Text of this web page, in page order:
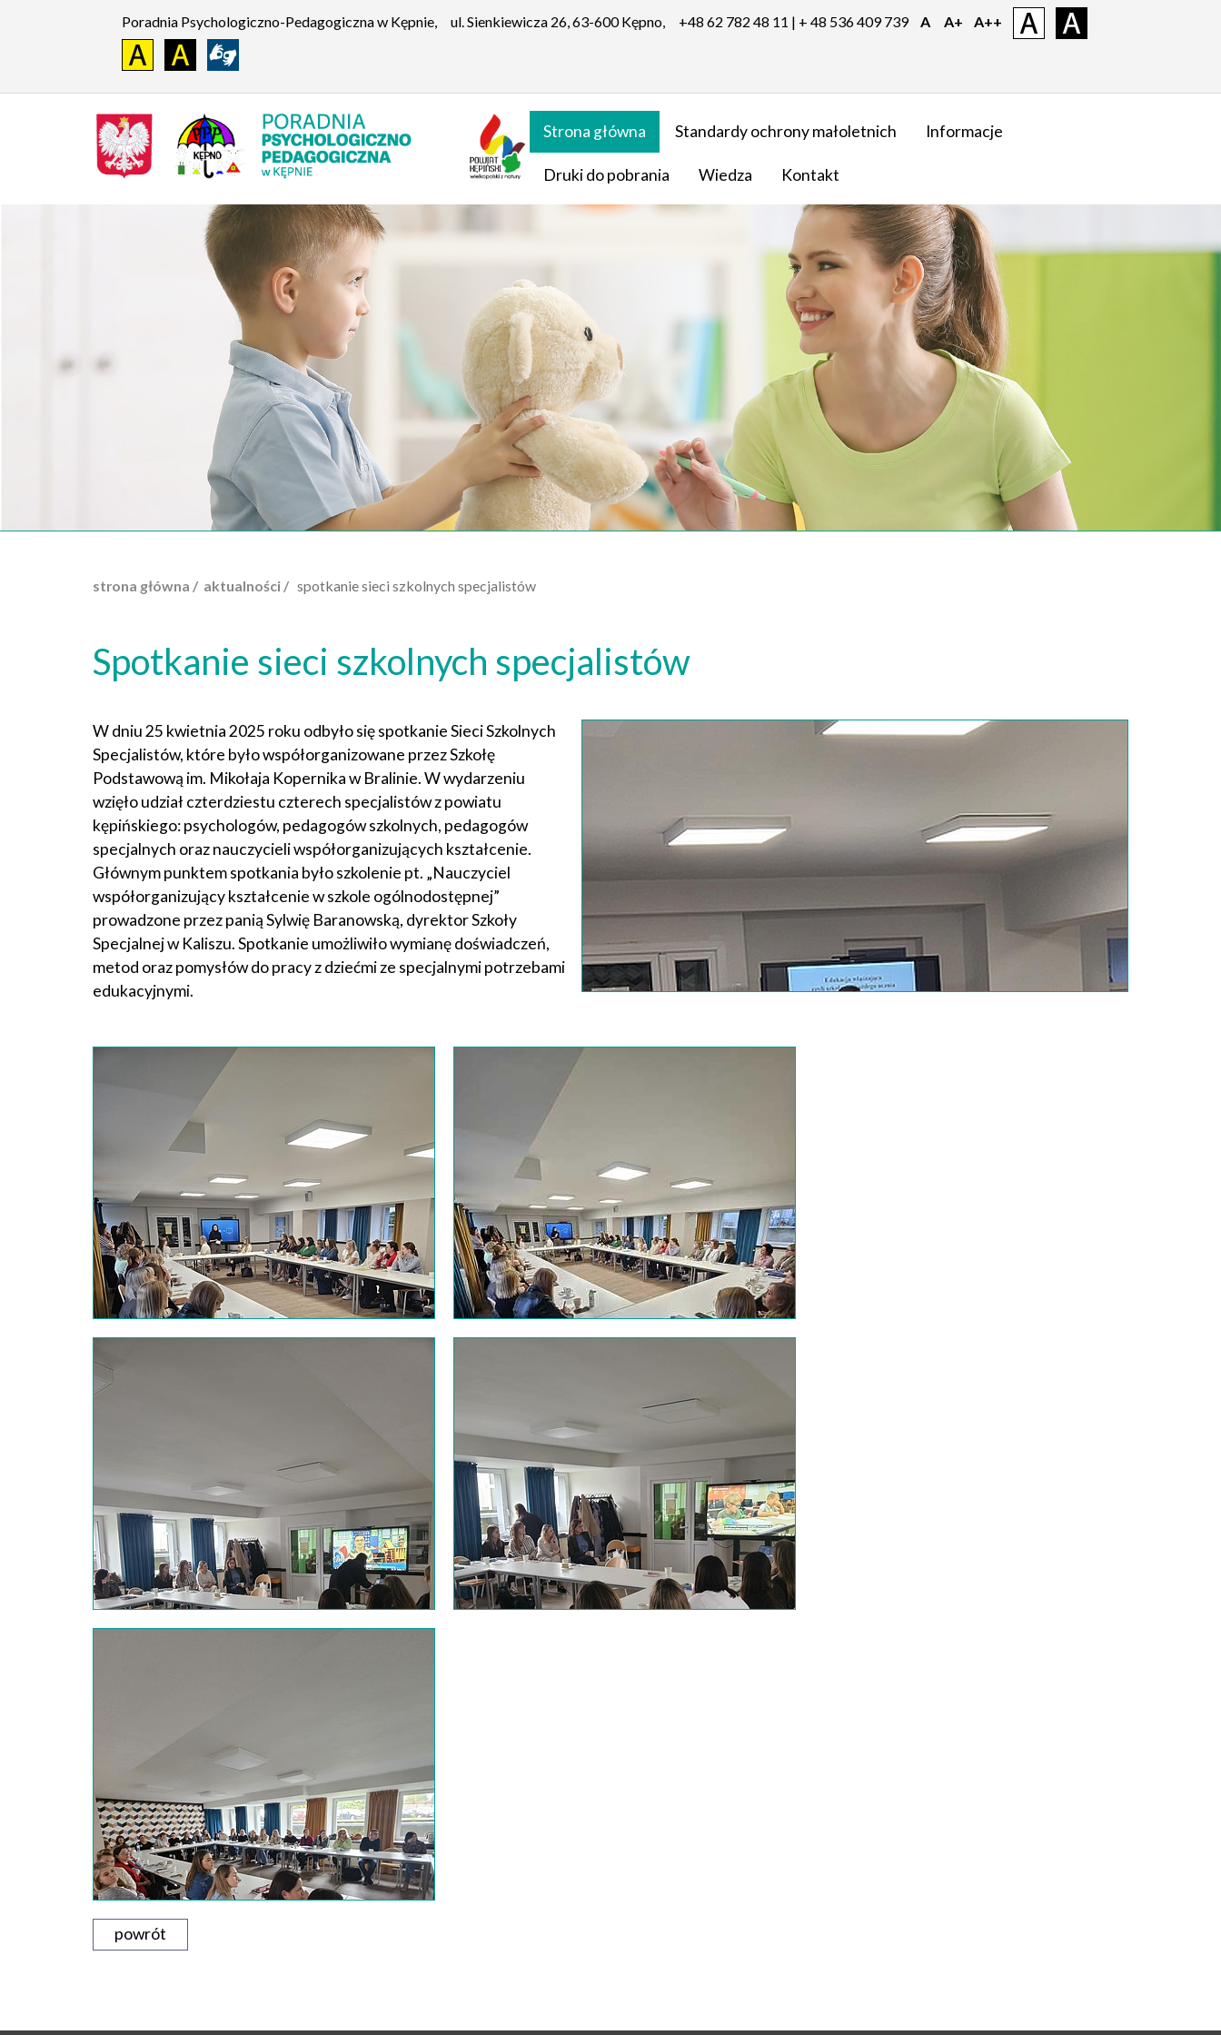
Poradnia Psychologiczno-Pedagogiczna w Kępnie, ul. Sienkiewicza 26, 63-600 Kępno, +48 62 782 48 11 | + 48 536 409 739 A A+ A++
Strona główna Standardy ochrony małoletnich Informacje
Druki do pobrania Wiedza Kontakt
strona główna / aktualności / spotkanie sieci szkolnych specjalistów
Spotkanie sieci szkolnych specjalistów
W dniu 25 kwietnia 2025 roku odbyło się spotkanie Sieci Szkolnych
Specjalistów, które było współorganizowane przez Szkołę
Podstawową im. Mikołaja Kopernika w Bralinie. W wydarzeniu
wzięło udział czterdziestu czterech specjalistów z powiatu
kępińskiego: psychologów, pedagogów szkolnych, pedagogów
specjalnych oraz nauczycieli współorganizujących kształcenie.
Głównym punktem spotkania było szkolenie pt. „Nauczyciel
współorganizujący kształcenie w szkole ogólnodostępnej”
prowadzone przez panią Sylwię Baranowską, dyrektor Szkoły
Specjalnej w Kaliszu. Spotkanie umożliwiło wymianę doświadczeń,
metod oraz pomysłów do pracy z dziećmi ze specjalnymi potrzebami
edukacyjnymi.
powrót